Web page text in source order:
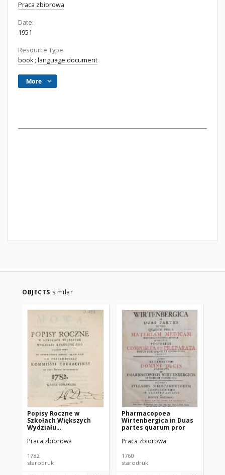
Praca zbiorowa
Date:
1951
Resource Type:
book; language document
More
OBJECTS similar
Popisy Roczne w
Szkołach Większych
Wydziału
Praca zbiorowa
1782
starodruk
Pharmacopoea
Wirtenbergica in Duas
partes quarum pror
Praca zbiorowa
1760
starodruk